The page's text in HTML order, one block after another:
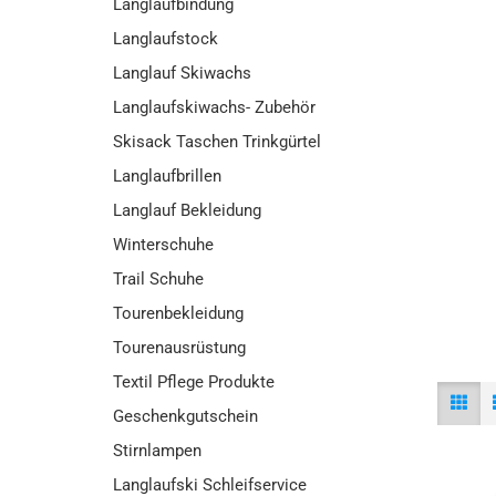
Langlaufbindung
Langlaufstock
Langlauf Skiwachs
Langlaufskiwachs- Zubehör
Skisack Taschen Trinkgürtel
Langlaufbrillen
Langlauf Bekleidung
Winterschuhe
Trail Schuhe
Tourenbekleidung
Tourenausrüstung
Textil Pflege Produkte
Geschenkgutschein
Stirnlampen
Langlaufski Schleifservice